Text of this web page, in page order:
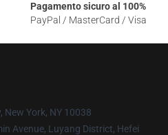
Pagamento sicuro al 100%
PayPal / MasterCard / Visa
New York, NY 10038
Avenue, Luyang District, Hefei